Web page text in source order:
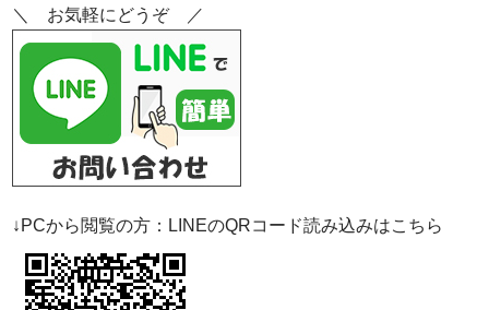
＼ お気軽にどうぞ ／
↓PCから閲覧の方：LINEのQRコード読み込みはこちら